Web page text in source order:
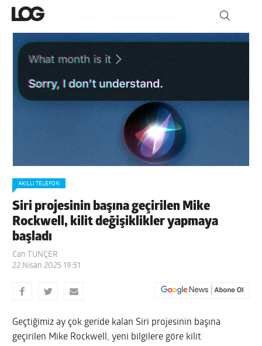
AKILLI TELEFON
Siri projesinin başına geçirilen Mike
Rockwell, kilit değişiklikler yapmaya
başladı
Can TUNÇER
22 Nisan 2025 19:51
Geçtiğimiz ay çok geride kalan Siri projesinin başına
geçirilen Mike Rockwell, yeni bilgilere göre kilit